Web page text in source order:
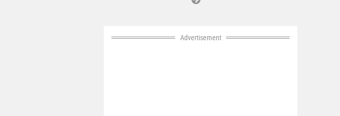
Advertisement